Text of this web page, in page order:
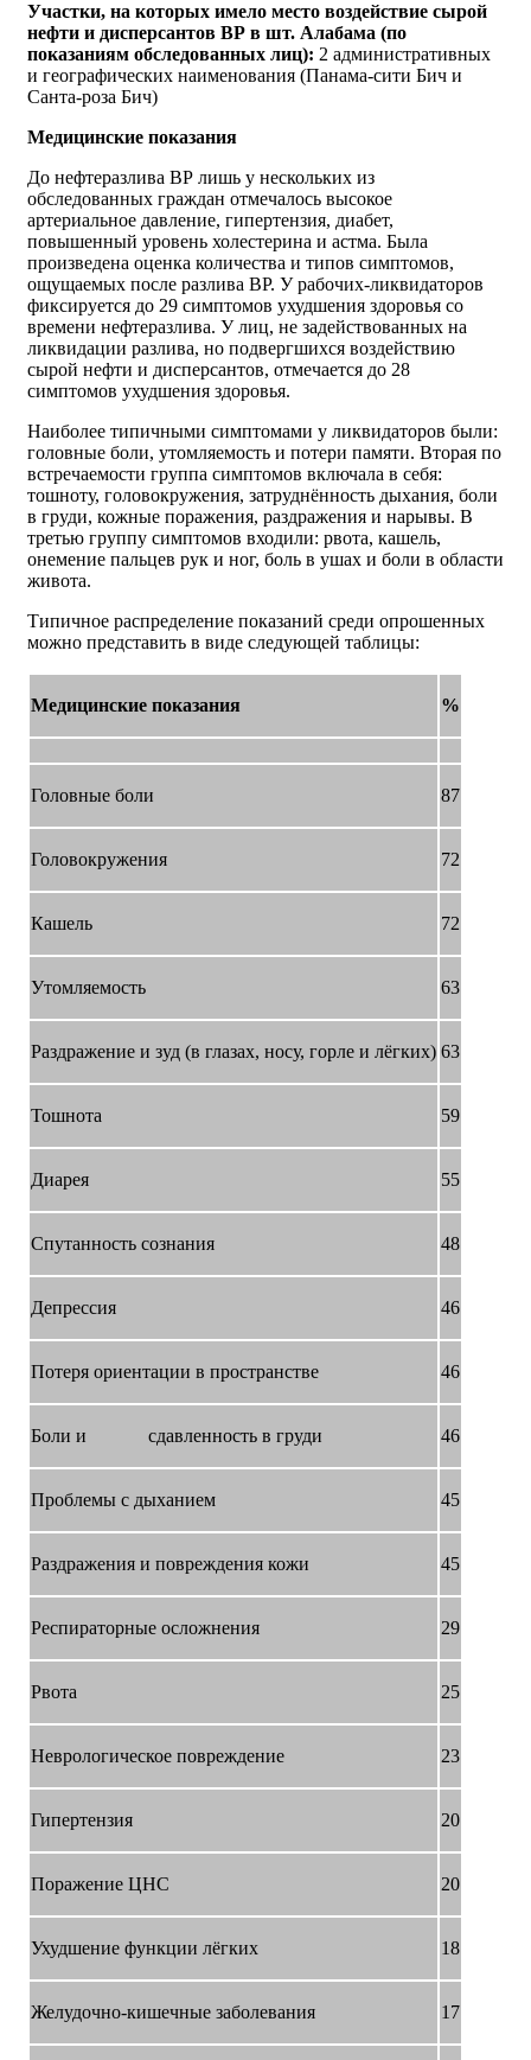
Участки, на которых имело место воздействие сырой
нефти и дисперсантов ВР в шт. Алабама (по
показаниям обследованных лиц): 2 административных
и географических наименования (Панама-сити Бич и
Санта-роза Бич)
Медицинские показания
До нефтеразлива ВР лишь у нескольких из
обследованных граждан отмечалось высокое
артериальное давление, гипертензия, диабет,
повышенный уровень холестерина и астма. Была
произведена оценка количества и типов симптомов,
ощущаемых после разлива ВР. У рабочих-ликвидаторов
фиксируется до 29 симптомов ухудшения здоровья со
времени нефтеразлива. У лиц, не задействованных на
ликвидации разлива, но подвергшихся воздействию
сырой нефти и дисперсантов, отмечается до 28
симптомов ухудшения здоровья.
Наиболее типичными симптомами у ликвидаторов были:
головные боли, утомляемость и потери памяти. Вторая по
встречаемости группа симптомов включала в себя:
тошноту, головокружения, затруднённость дыхания, боли
в груди, кожные поражения, раздражения и нарывы. В
третью группу симптомов входили: рвота, кашель,
онемение пальцев рук и ног, боль в ушах и боли в области
живота.
Типичное распределение показаний среди опрошенных
можно представить в виде следующей таблицы:
Медицинские показания %
Головные боли 87
Головокружения 72
Кашель 72
Утомляемость 63
Раздражение и зуд (в глазах, носу, горле и лёгких) 63
Тошнота 59
Диарея 55
Спутанность сознания 48
Депрессия 46
Потеря ориентации в пространстве 46
Боли и сдавленность в груди 46
Проблемы с дыханием 45
Раздражения и повреждения кожи 45
Респираторные осложнения 29
Рвота 25
Неврологическое повреждение 23
Гипертензия 20
Поражение ЦНС 20
Ухудшение функции лёгких 18
Желудочно-кишечные заболевания 17